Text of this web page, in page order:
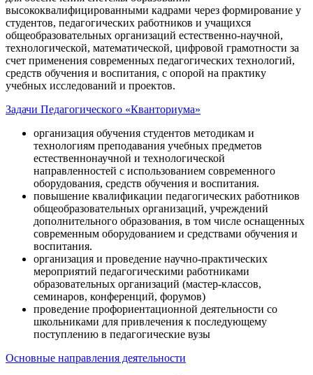
высококвалифицированными кадрами через формирование у
студентов, педагогических работников и учащихся
общеобразовательных организаций естественно-научной,
технологической, математической, цифровой грамотности за
счет применения современных педагогических технологий,
средств обучения и воспитания, с опорой на практику
учебных исследований и проектов.
Задачи Педагогического «Кванториума»
организация обучения студентов методикам и
технологиям преподавания учебных предметов
естественнонаучной и технологической
направленностей с использованием современного
оборудования, средств обучения и воспитания.
повышение квалификации педагогических работников
общеобразовательных организаций, учреждений
дополнительного образования, в том числе оснащенных
современным оборудованием и средствами обучения и
воспитания.
организация и проведение научно-практических
мероприятий педагогическими работниками
образовательных организаций (мастер-классов,
семинаров, конференций, форумов)
проведение профориентационной деятельности со
школьниками для привлечения к последующему
поступлению в педагогические вузы
Основные направления деятельности